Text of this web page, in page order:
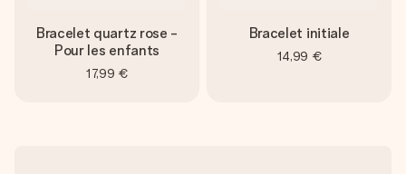
Bracelet quartz rose -
Pour les enfants
17,99 €
Bracelet initiale
14,99 €